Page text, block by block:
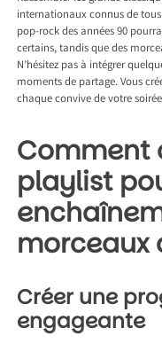
internationaux connus de
pop-rock des années 90
certains, tandis que des
N’hésitez pas à intégrer
moments de partage. Vous
chaque convive de votre
Comment
playlist
morceaux
Créer une
engageante